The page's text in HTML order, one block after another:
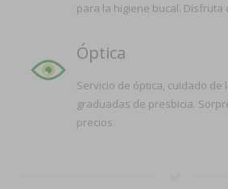
para la higiene bucal. Disfruta
Óptica
Servicio de óptica, cuidado de
graduadas de presbicia.
precios.